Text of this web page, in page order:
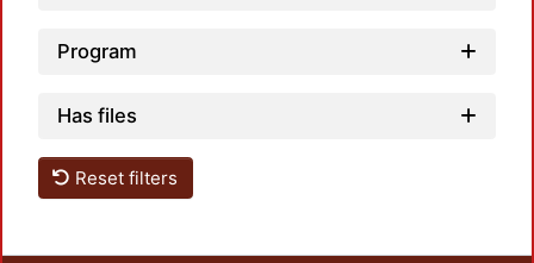
Program
Has files
Reset filters